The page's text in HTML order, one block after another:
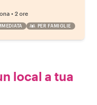
• 2 ore
PER FAMIGLIE
local a tua